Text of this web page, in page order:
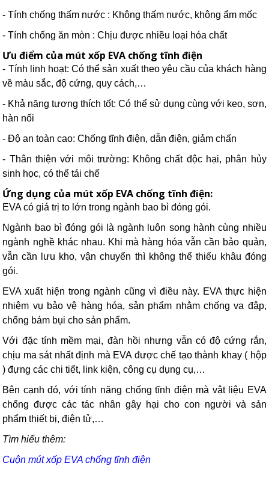
- Tính chống thấm nước : Không thấm nước, không ẩm mốc
- Tính chống ăn mòn : Chịu được nhiều loại hóa chất
Ưu điểm của mút xốp EVA chống tĩnh điện
- Tính linh hoạt: Có thể sản xuất theo yêu cầu của khách hàng
về màu sắc, độ cứng, quy cách,…
- Khả năng tương thích tốt: Có thể sử dụng cùng với keo, sơn,
hàn nối
- Độ an toàn cao: Chống tĩnh điện, dẫn điện, giảm chấn
- Thân thiện với môi trường: Không chất độc hại, phân hủy
sinh học, có thể tái chế
Ứng dụng của mút xốp EVA chống tĩnh điện:
EVA có giá trị to lớn trong ngành bao bì đóng gói.
Ngành bao bì đóng gói là ngành luôn song hành cùng nhiều
ngành nghề khác nhau. Khi mà hàng hóa vẫn cần bảo quản,
vẫn cần lưu kho, vận chuyển thì không thể thiếu khâu đóng
gói.
EVA xuất hiện trong ngành cũng vì điều này. EVA thực hiện
nhiệm vụ bảo vệ hàng hóa, sản phẩm nhằm chống va đập,
chống bám bụi cho sản phẩm.
Với đặc tính mềm mại, đàn hồi nhưng vẫn có độ cứng rắn,
chịu ma sát nhất định mà EVA được chế tạo thành khay ( hộp
) đựng các chi tiết, link kiện, công cụ dụng cụ,…
Bên cạnh đó, với tính năng chống tĩnh điện mà vật liệu EVA
chống được các tác nhân gây hại cho con người và sản
phẩm thiết bị, điện tử,…
Tìm hiểu thêm:
Cuộn mút xốp EVA chống tĩnh điện